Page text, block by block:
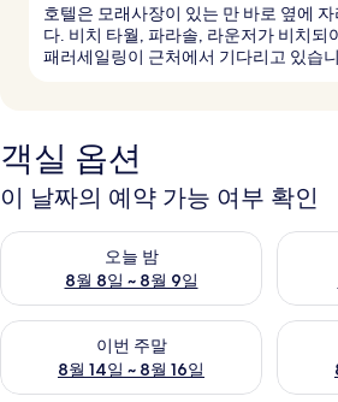
호텔은 모래사장이 있는 만 바로 옆에
다. 비치 타월, 파라솔, 라운저가 비치되
패러세일링이 근처에서 기다리고 있습
객실 옵션
이 날짜의 예약 가능 여부 확인
오늘 밤
8월 8일 ~ 8월 9일
오늘 밤 예약 가능 여부 확인, 8월 8일 ~ 8
내일
이번 주말
8월 14일 ~ 8월 16일
이번 주말 예약 가능 여부 확인, 8월 14일
다음